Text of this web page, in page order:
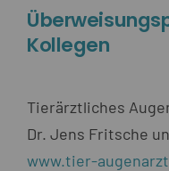
Kollegen
Tierärztliches
Dr. Jens Fritsche
www.tier-